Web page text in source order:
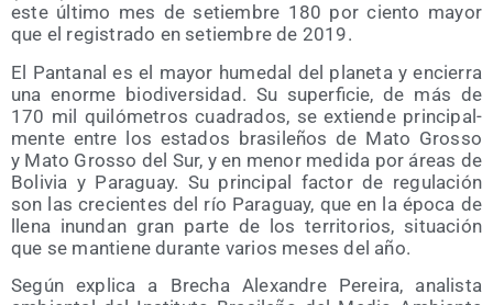
este últi­mo mes de setiem­bre 180 por cien­to mayor
que el regis­tra­do en setiem­bre de 2019.
El Pan­ta­nal es el mayor hume­dal del pla­ne­ta y encie­rra
una enor­me bio­di­ver­si­dad. Su super­fi­cie, de más de
170 mil qui­ló­me­tros cua­dra­dos, se extien­de prin­ci­pal­
men­te entre los esta­dos bra­si­le­ños de Mato Gros­so
y Mato Gros­so del Sur, y en menor medi­da por áreas de
Boli­via y Para­guay. Su prin­ci­pal fac­tor de regu­la­ción
son las cre­cien­tes del río Para­guay, que en la épo­ca de
lle­na inun­dan gran par­te de los terri­to­rios, situa­ción
que se man­tie­ne duran­te varios meses del año.
Según expli­ca a Bre­cha Ale­xan­dre Perei­ra, ana­lis­ta